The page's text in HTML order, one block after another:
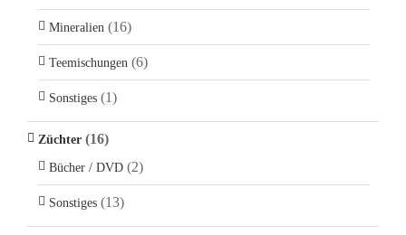
Mineralien (16)
Teemischungen (6)
Sonstiges (1)
Züchter (16)
Bücher / DVD (2)
Sonstiges (13)